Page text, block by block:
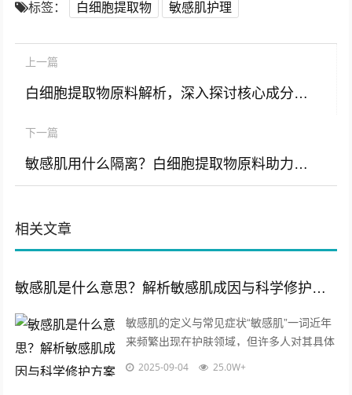
标签：
白细胞提取物 敏感肌护理
上一篇
白细胞提取物原料解析，深入探讨核心成分对敏感肌的护理价值
下一篇
敏感肌用什么隔离？白细胞提取物原料助力安全防护屏障构建
相关文章
敏感肌是什么意思？解析敏感肌成因与科学修护方案
敏感肌的定义与常见症状“敏感肌”一词近年
来频繁出现在护肤领域，但许多人对其具体
含义仍存在疑惑，敏感肌并非一种疾病，而
2025-09-04 25.0W+